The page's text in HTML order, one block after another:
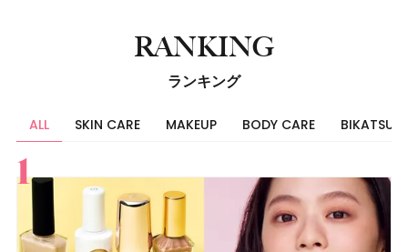
RANKING
ランキング
ALL SKIN CARE MAKEUP BODY CARE BIKATSU
すべて
スキンケア
メイク
ボディケア
美活
ヘア
ライフスタイル
ビューティーズ